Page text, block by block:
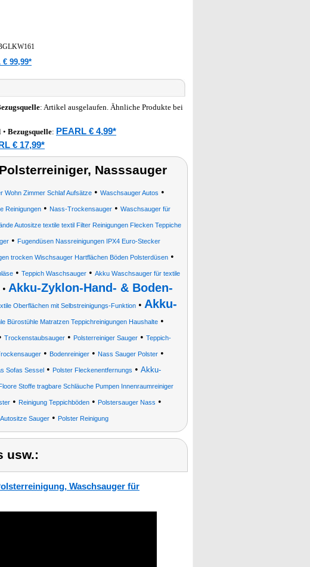
€ 99,99*
: Artikel ausgelaufen. Ähnliche Produkte bei
• Bezugsquelle: PEARL € 4,99*
€ 17,99*
Nasssauger
Wohn Zimmer Schlaf Aufsätze • Waschsauger Autos •
Reinigungen• Nass-Trockensauger• Waschsauger für
Autositze textile textil Filter Reinigungen Flecken Teppiche
• Fugendüsen Nassreinigungen IPX4 Euro-Stecker
trocken Wischsauger Hartflächen Böden Polsterdüsen•
• Teppich Waschsauger• Akku Waschsauger für textile
• Akku-Zyklon-Hand- & Boden-
Oberflächen mit Selbstreinigungs-Funktion • Akku-
Bürostühle Matratzen Teppichreinigungen Haushalte•
Trockenstaubsauger • Polsterreiniger Sauger • Teppich-
• Bodenreiniger • Nass Sauger Polster •
Sofas Sessel • Polster Fleckenentfernungs • Akku-
Stoffe tragbare Schläuche Pumpen Innenraumreiniger
• Reinigung Teppichböden • Polstersauger Nass •
Autositze Sauger• Polster Reinigung
usw.:
Waschsauger für